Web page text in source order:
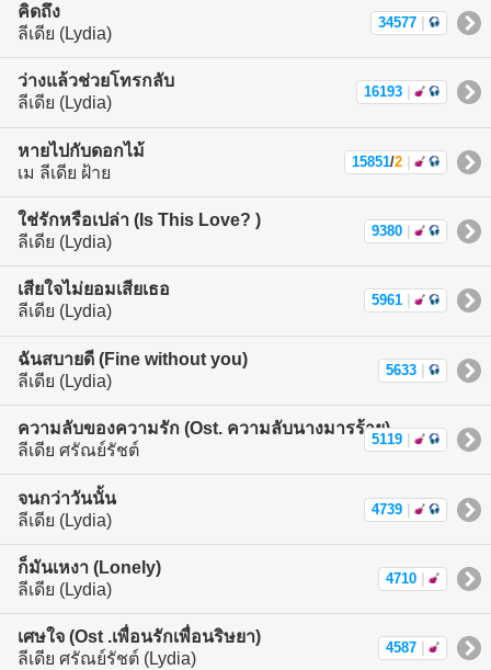
คิดถึง
ลีเดีย (Lydia)
34577
ว่างแล้วช่วยโทรกลับ
ลีเดีย (Lydia)
16193
หายไปกับดอกไม้
เม ลีเดีย ฝ้าย
15851/2
ใช่รักหรือเปล่า (Is This Love? )
ลีเดีย (Lydia)
9380
เสียใจไม่ยอมเสียเธอ
ลีเดีย (Lydia)
5961
ฉันสบายดี (Fine without you)
ลีเดีย (Lydia)
5633
ความลับของความรัก (Ost. ความลับนางมารร้าย)
ลีเดีย ศรัณย์รัชต์
5119
จนกว่าวันนั้น
ลีเดีย (Lydia)
4739
ก็มันเหงา (Lonely)
ลีเดีย (Lydia)
4710
เศษใจ (Ost .เพื่อนรักเพื่อนริษยา)
ลีเดีย ศรัณย์รัชต์ (Lydia)
4587